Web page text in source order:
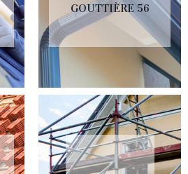
GOUTTIÈRE 56